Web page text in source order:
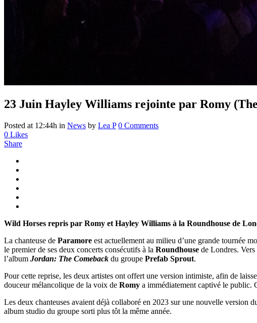
23 Juin Hayley Williams rejointe par Romy
Posted at 12:44h in News by Lea P 0 Comments
0 Likes
Share
Wild Horses repris par Romy et Hayley Williams à la Roundhouse de
La chanteuse de Paramore est actuellement au milieu d’une grande tournée
le premier de ses deux concerts consécutifs à la Roundhouse de Londres.
l’album Jordan: The Comeback du groupe Prefab Sprout.
Pour cette reprise, les deux artistes ont offert une version intimiste, afin de
douceur mélancolique de la voix de Romy a immédiatement captivé le public.
Les deux chanteuses avaient déjà collaboré en 2023 sur une nouvelle version
album studio du groupe sorti plus tôt la même année.